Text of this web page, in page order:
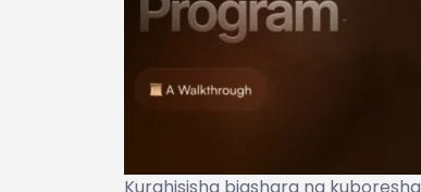
Kurahisisha biashara na kuboresha